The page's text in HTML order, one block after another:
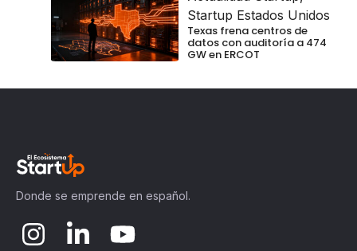
Startup Estados Unidos
Texas frena centros de
datos con auditoría a 474
GW en ERCOT
Donde se emprende en español.